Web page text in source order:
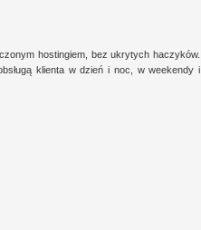
hostingiem, bez ukrytych haczyków.
klienta w dzień i noc, w weekendy i